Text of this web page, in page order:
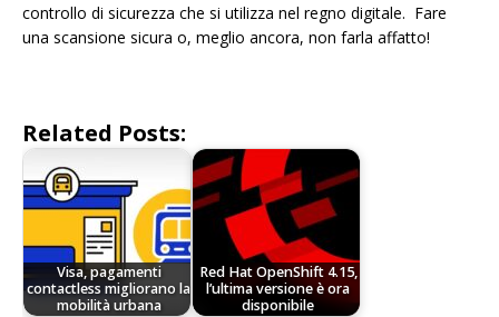
controllo di sicurezza che si utilizza nel regno digitale. Fare
una scansione sicura o, meglio ancora, non farla affatto!
Related Posts:
Visa, pagamenti
contactless migliorano la
mobilità urbana
Red Hat OpenShift 4.15,
l’ultima versione è ora
disponibile